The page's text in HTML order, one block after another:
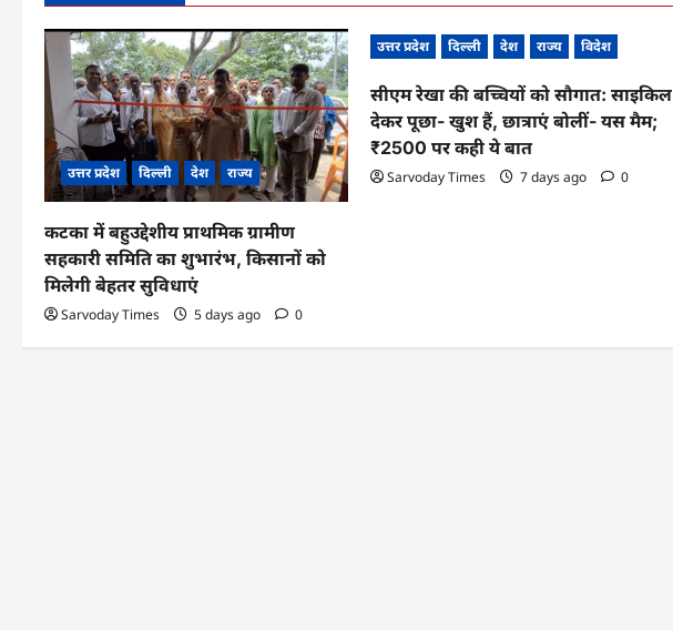
v
i
g
a
t
i
o
n
उत्तर प्रदेश दिल्ली देश राज्य
कटका में बहुउद्देशीय प्राथमिक ग्रामीण
सहकारी समिति का शुभारंभ, किसानों को
मिलेगी बेहतर सुविधाएं
Sarvoday Times 5 days ago 0
उत्तर प्रदेश दिल्ली देश राज्य विदेश
सीएम रेखा की बच्चियों को सौगात: साइकिल
देकर पूछा- खुश हैं, छात्राएं बोलीं- यस मैम;
₹2500 पर कही ये बात
Sarvoday Times 7 days ago 0